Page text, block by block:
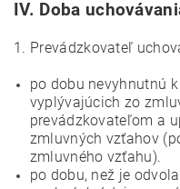
IV. Doba
1. Prevádzkovateľ
po dobu nevyhnutnú
vyplývajúcich zo
prevádzkovateľom a
zmluvných vzťahov
zmluvného vzťahu).
po dobu, než je